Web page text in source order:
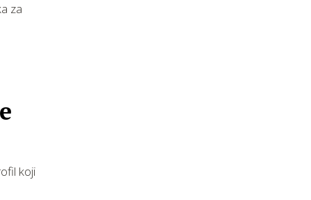
za
koji